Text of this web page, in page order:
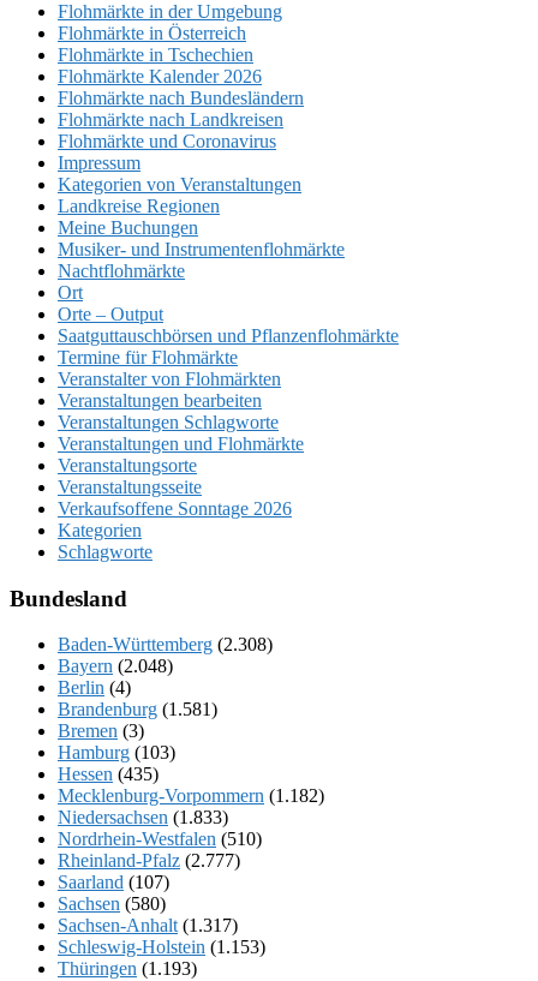
Flohmärkte in der Umgebung
Flohmärkte in Österreich
Flohmärkte in Tschechien
Flohmärkte Kalender 2026
Flohmärkte nach Bundesländern
Flohmärkte nach Landkreisen
Flohmärkte und Coronavirus
Impressum
Kategorien von Veranstaltungen
Landkreise Regionen
Meine Buchungen
Musiker- und Instrumentenflohmärkte
Nachtflohmärkte
Ort
Orte – Output
Saatguttauschbörsen und Pflanzenflohmärkte
Termine für Flohmärkte
Veranstalter von Flohmärkten
Veranstaltungen bearbeiten
Veranstaltungen Schlagworte
Veranstaltungen und Flohmärkte
Veranstaltungsorte
Veranstaltungsseite
Verkaufsoffene Sonntage 2026
Kategorien
Schlagworte
Bundesland
Baden-Württemberg (2.308)
Bayern (2.048)
Berlin (4)
Brandenburg (1.581)
Bremen (3)
Hamburg (103)
Hessen (435)
Mecklenburg-Vorpommern (1.182)
Niedersachsen (1.833)
Nordrhein-Westfalen (510)
Rheinland-Pfalz (2.777)
Saarland (107)
Sachsen (580)
Sachsen-Anhalt (1.317)
Schleswig-Holstein (1.153)
Thüringen (1.193)